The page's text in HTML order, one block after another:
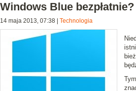
Windows Blue bezpłatnie?
14 maja 2013, 07:38| Technologia